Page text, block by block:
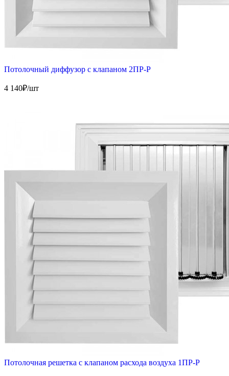
Потолочный диффузор с клапаном 2ПР-Р
4 140₽/шт
Потолочная решетка с клапаном расхода воздуха 1ПР-Р